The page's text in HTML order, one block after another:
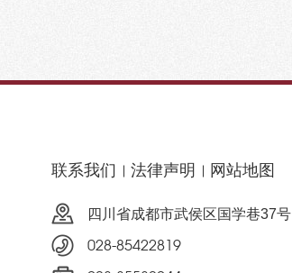
联系我们 法律声明 网站地图
四川省成都市武侯区国学巷37号
028-85422819